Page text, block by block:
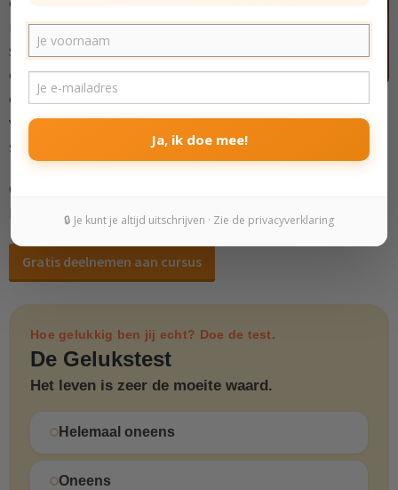
richting een opwaartse
spiraal. We kunnen niet in
één keer al je problemen
oplossen, maar we kunnen wel je perspectief
veranderenen in beweging komenrichting een betere
situatie.
Gebruik deze cursus als startpunt van een nieuw
Gratis deelnemen aan cursus
Hoe gelukkig ben jij echt? Doe de test.
De Gelukstest
Het leven is zeer de moeite waard.
Helemaal oneens
Oneens
Ja, ik doe mee!
🔒 Je kunt je altijd uitschrijven · Zie de privacyverklaring